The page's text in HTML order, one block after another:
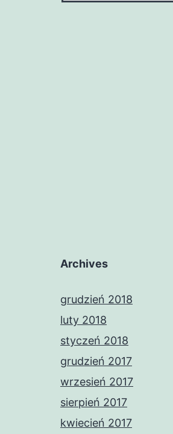
Archives
grudzień 2018
luty 2018
styczeń 2018
grudzień 2017
wrzesień 2017
sierpień 2017
kwiecień 2017